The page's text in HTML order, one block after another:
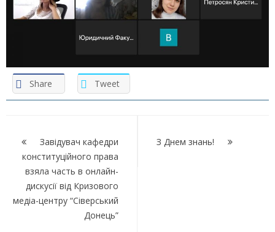
Share Tweet
записів
Завідувач кафедри
конституційного права
взяла часть в онлайн-
дискусії від Кризового
медіа-центру “Сіверський
Донець”
З Днем знань!